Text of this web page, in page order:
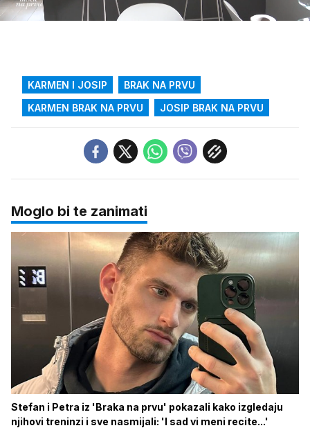
Upali
zvuk
/
KARMEN I JOSIP
BRAK NA PRVU
KARMEN BRAK NA PRVU
JOSIP BRAK NA PRVU
Moglo bi te zanimati
Stefan i Petra iz 'Braka na prvu' pokazali kako izgledaju
njihovi treninzi i sve nasmijali: 'I sad vi meni recite...'